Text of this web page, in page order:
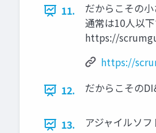
11.
だからこその
通常は10人以
https://
https://
12.
だからこその
13.
アジャイルソ